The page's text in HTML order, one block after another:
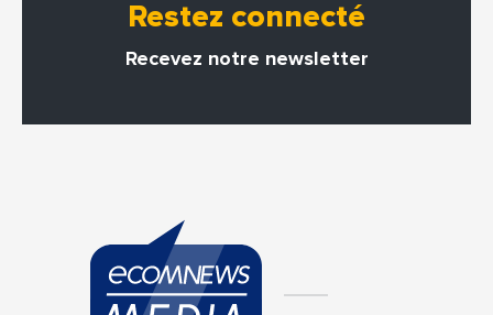
Restez connecté
Recevez notre newsletter